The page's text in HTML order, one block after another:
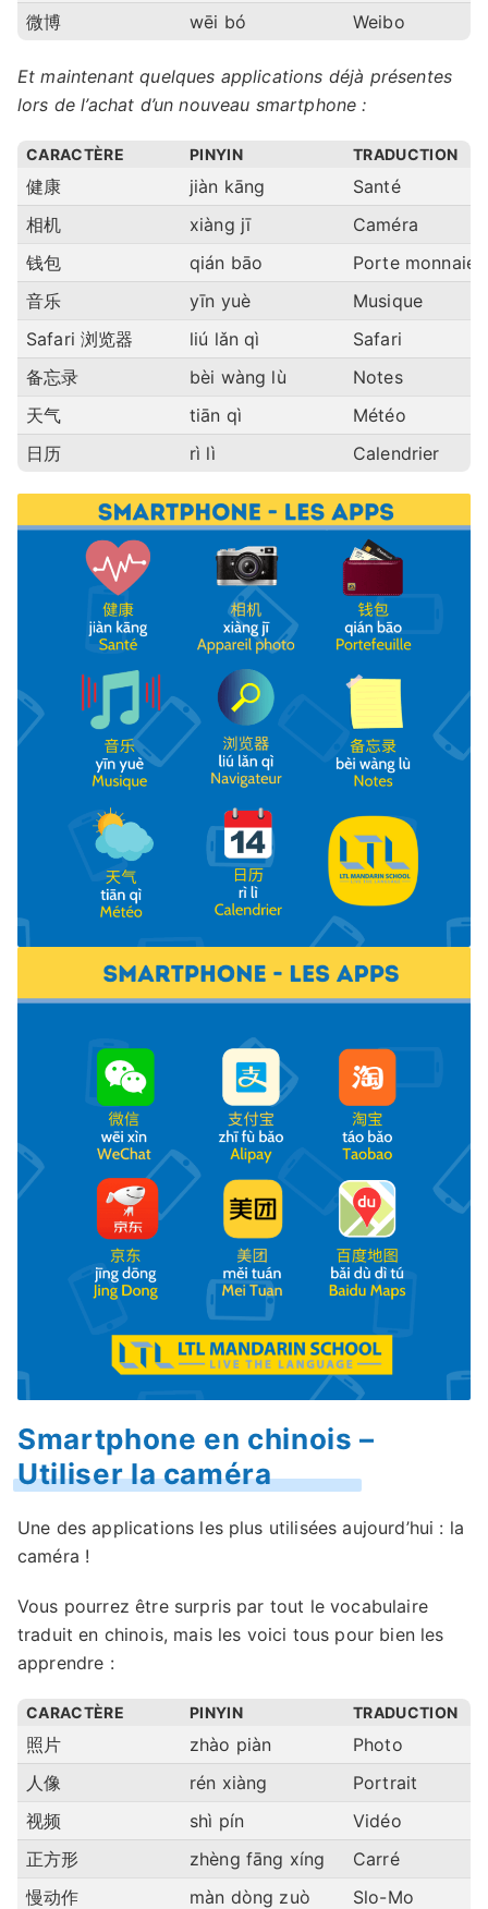
微博 wēi bó Weibo
Et maintenant quelques applications déjà présentes
lors de l’achat d’un nouveau smartphone :
CARACTÈRE PINYIN TRADUCTION
健康 jiàn kāng
Santé
相机
xiàng jī
Caméra
钱包
qián bāo
Porte monnaie
音乐
yīn yuè
Musique
Safari 浏览器
liú lǎn qì
Safari
备忘录
bèi wàng lù
Notes
天气
tiān qì
Météo
日历
rì lì Calendrier
Smartphone en chinois –
Utiliser la caméra
Une des applications les plus utilisées aujourd’hui : la
caméra !
Vous pourrez être surpris par tout le vocabulaire
traduit en chinois, mais les voici tous pour bien les
apprendre :
CARACTÈRE PINYIN TRADUCTION
照片 zhào piàn
Photo
人像
rén xiàng
Portrait
视频
shì pín
Vidéo
正方形
zhèng fāng xíng
Carré
慢动作
màn dòng zuò
Slo-Mo